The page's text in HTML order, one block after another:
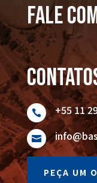
FALE
 +55 11

PEÇA UM